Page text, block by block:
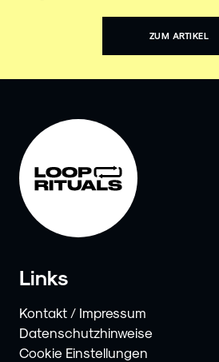
ZUM ARTIKEL
Links
Kontakt / Impressum
Datenschutzhinweise
Cookie Einstellungen